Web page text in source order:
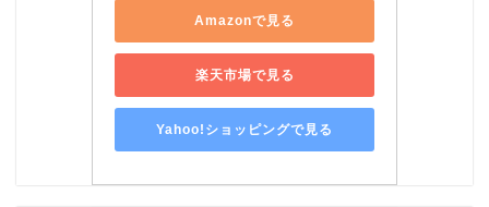
Amazonで見る
楽天市場で見る
Yahoo!ショッピングで見る